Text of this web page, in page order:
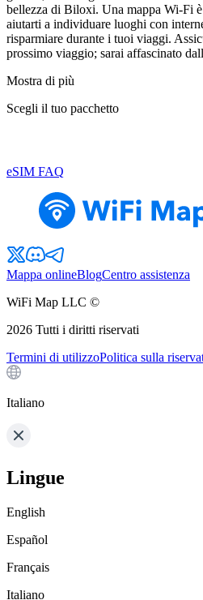
bellezza di Biloxi. Una mappa Wi-Fi
aiutarti a individuare luoghi con
risparmiare durante i tuoi viaggi.
prossimo viaggio; sarai affascinato
Mostra di più
Scegli il tuo pacchetto
eSIM FAQ
Mappa onlineBlogCentro assistenza
WiFi Map LLC ©
2026 Tutti i diritti riservati
Termini di utilizzoPolitica sulla
Italiano
Lingue
English
Español
Français
Italiano